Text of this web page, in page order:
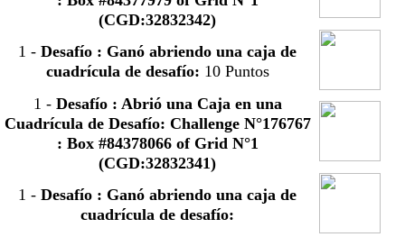
(CGD:32832342)
1 -Desafío : Ganó abriendo una caja de
cuadrícula de desafío: 10 Puntos
1 - Desafío : Abrió una Caja en una
Cuadrícula de Desafío: Challenge N°176767
: Box #84378066 of Grid N°1
(CGD:32832341)
1 -Desafío : Ganó abriendo una caja de
cuadrícula de desafío: